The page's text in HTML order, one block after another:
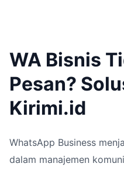
WA Bisnis
Pesan?
Kirimi.id
WhatsApp Business
dalam manajemen